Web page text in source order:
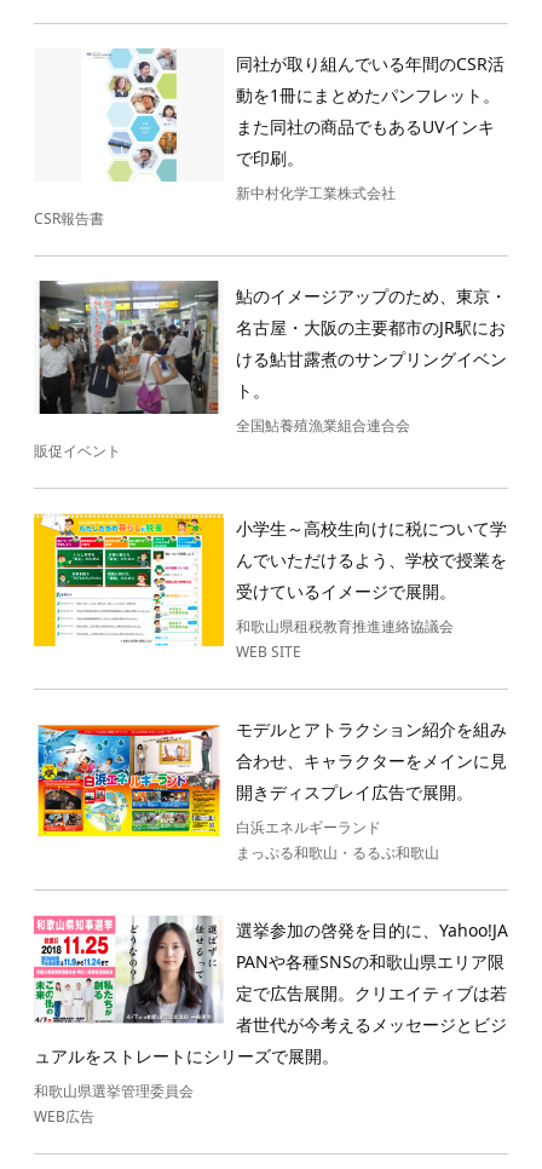
同社が取り組んでいる年間のCSR活
動を1冊にまとめたパンフレット。
また同社の商品でもあるUVインキ
で印刷。
新中村化学工業株式会社
CSR報告書
鮎のイメージアップのため、東京・
名古屋・大阪の主要都市のJR駅にお
ける鮎甘露煮のサンプリングイベン
ト。
全国鮎養殖漁業組合連合会
販促イベント
小学生～高校生向けに税について学
んでいただけるよう、学校で授業を
受けているイメージで展開。
和歌山県租税教育推進連絡協議会
WEB SITE
モデルとアトラクション紹介を組み
合わせ、キャラクターをメインに見
開きディスプレイ広告で展開。
白浜エネルギーランド
まっぷる和歌山・るるぶ和歌山
選挙参加の啓発を目的に、Yahoo!JA
PANや各種SNSの和歌山県エリア限
定で広告展開。クリエイティブは若
者世代が今考えるメッセージとビジ
ュアルをストレートにシリーズで展開。
和歌山県選挙管理委員会
WEB広告